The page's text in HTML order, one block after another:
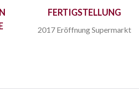
FERTIGSTELLUNG
2017 Eröffnung Supermarkt